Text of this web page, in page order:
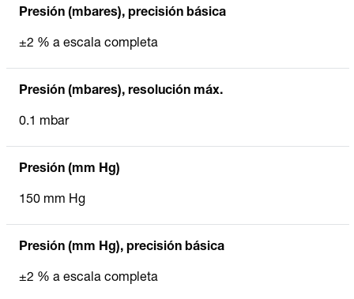
Presión (mbares), precisión básica
±2 % a escala completa
Presión (mbares), resolución máx.
0.1 mbar
Presión (mm Hg)
150 mm Hg
Presión (mm Hg), precisión básica
±2 % a escala completa